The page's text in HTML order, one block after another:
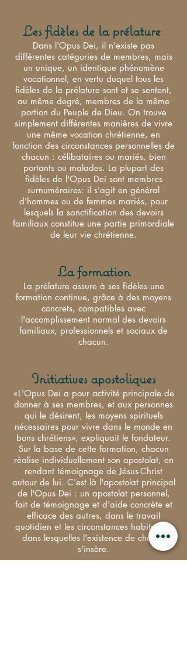
Les fidèles de la prélature
Dans l'Opus Dei, il n'existe pas
différentes catégories de membres, mais
un unique, un identique phénomène
vocationnel, en vertu duquel tous les
fidèles de la prélature sont et se sentent,
au même degré, membres de la même
portion du Peuple de Dieu. On trouve
simplement différentes manières de vivre
une même vocation chrétienne, en
fonction des circonstances personnelles de
chacun : célibataires ou mariés, bien
portants ou malades. La plupart des
fidèles de l'Opus Dei sont membres
surnuméraires: il s'agit en général
d'hommes ou de femmes mariés, pour
lesquels la sanctification des devoirs
familiaux constitue une partie primordiale
de leur vie chrétienne.
La formation
La prélature assure à ses fidèles une
formation continue, grâce à des moyens
concrets, compatibles avec
l'accomplissement normal des devoirs
familiaux, professionnels et sociaux de
chacun.
Initiatives apostoliques
«L'Opus Dei a pour activité principale de
donner à ses membres, et aux personnes
qui le désirent, les moyens spirituels
nécessaires pour vivre dans le monde en
bons chrétiens», expliquait le fondateur.
Sur la base de cette formation, chacun
réalise individuellement son apostolat, en
rendant témoignage de Jésus-Christ
autour de lui. C'est là l'apostolat principal
de l'Opus Dei : un apostolat personnel,
fait de témoignage et d'aide concrète et
efficace des autres, dans le travail
quotidien et les circonstances habituelles
dans lesquelles l'existence de chacun
s'insère.